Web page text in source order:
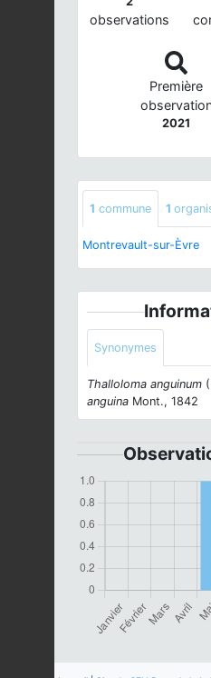
observations
Première
2021
1 commune 1
Montrevault-sur-Èvre
Synonymes
Thalloloma anguinum
anguina Mont., 1842